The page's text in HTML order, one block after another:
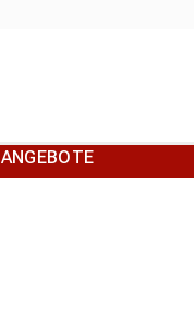
ANGEBOTE